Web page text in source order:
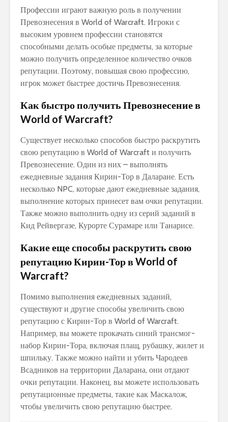
Профессии играют важную роль в получении
Превознесения в World of Warcraft. Игроки с
высоким уровнем профессии становятся
способными делать особые предметы, за которые
можно получить определенное количество очков
репутации. Поэтому, повышая свою профессию,
игрок может быстрее достичь Превознесения.
Как быстро получить Превознесение в
World of Warcraft?
Существует несколько способов быстро раскрутить
свою репутацию в World of Warcraft и получить
Превознесение. Один из них – выполнять
ежедневные задания Кирин-Тор в Даларане. Есть
несколько NPC, которые дают ежедневные задания,
выполнение которых принесет вам очки репутации.
Также можно выполнить одну из серий заданий в
Кид Рейвергазе, Курорте Сурамаре или Танарисе.
Какие еще способы раскрутить свою
репутацию Кирин-Тор в World of
Warcraft?
Помимо выполнения ежедневных заданий,
существуют и другие способы увеличить свою
репутацию с Кирин-Тор в World of Warcraft.
Например, вы можете прокачать синий трансмог-
набор Кирин-Тора, включая плащ, рубашку, жилет и
шпильку. Также можно найти и убить Чародеев
Всадников на территории Даларана, они отдают
очки репутации. Наконец, вы можете использовать
репутационные предметы, такие как Маскалож,
чтобы увеличить свою репутацию быстрее.